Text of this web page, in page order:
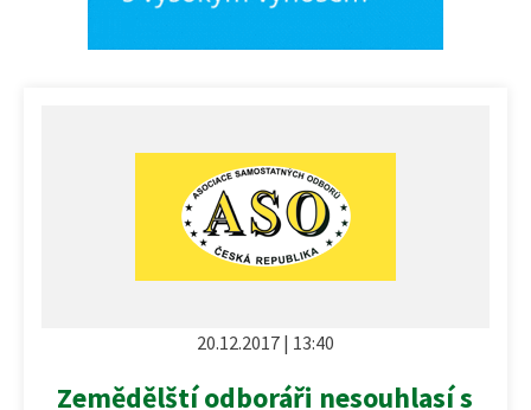
20.12.2017 | 13:40
Zemědělští odboráři nesouhlasí s